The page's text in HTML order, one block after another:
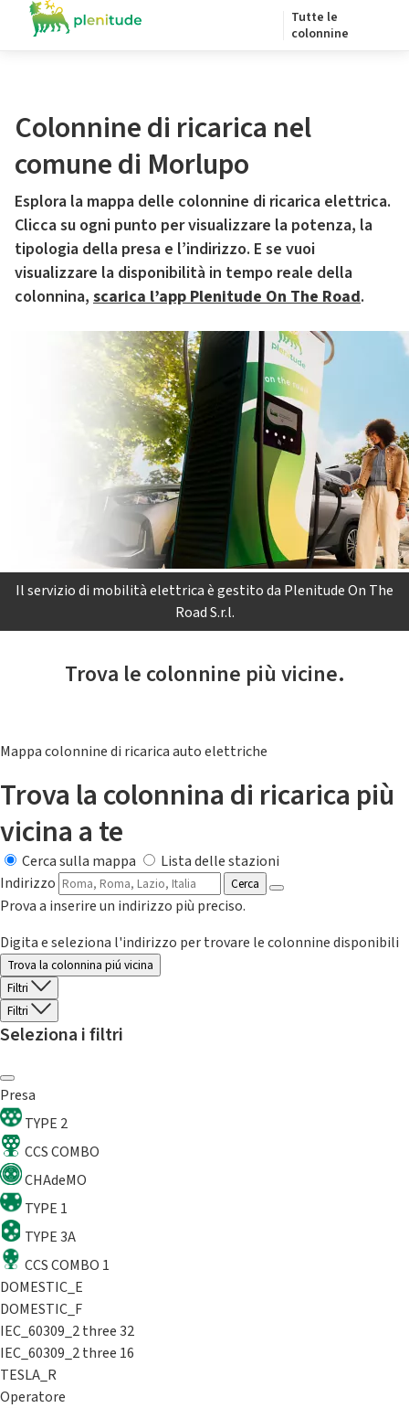
Tutte le
colonnine
Colonnine di ricarica nel
comune di Morlupo
Esplora la mappa delle colonnine di ricarica elettrica.
Clicca su ogni punto per visualizzare la potenza, la
tipologia della presa e l’indirizzo. E se vuoi
visualizzare la disponibilità in tempo reale della
colonnina, scarica l’app Plenitude On The Road.
Il servizio di mobilità elettrica è gestito da Plenitude On The
Road S.r.l.
Trova le colonnine più vicine.
Mappa colonnine di ricarica auto elettriche
Trova la colonnina di ricarica più
vicina a te
Cerca sulla mappa
Lista delle stazioni
Indirizzo
Cerca
Prova a inserire un indirizzo più preciso.
Digita e seleziona l'indirizzo per trovare le colonnine disponibili
Trova la colonnina piú vicina
Filtri
Filtri
Seleziona i filtri
Presa
TYPE 2
CCS COMBO
CHAdeMO
TYPE 1
TYPE 3A
CCS COMBO 1
DOMESTIC_E
DOMESTIC_F
IEC_60309_2 three 32
IEC_60309_2 three 16
TESLA_R
Operatore